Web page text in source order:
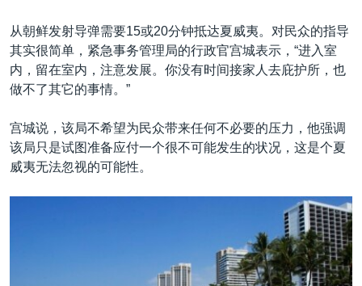
从朝鲜发射导弹需要15或20分钟抵达夏威夷。对民众的指导
其实很简单，紧急事务管理局的行政官宫城表示，“进入室
内，留在室内，注意发展。你没有时间接家人去庇护所，也
做不了其它的事情。”
宫城说，该局不希望为民众带来任何不必要的压力，他强调
该局只是试图准备应付一个很不可能发生的状况，这是个夏
威夷无法忽视的可能性。